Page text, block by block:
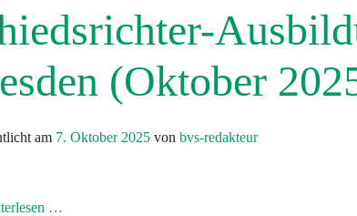
(Oktober
am 7. Oktober 2025 von bvs-redakteur
…